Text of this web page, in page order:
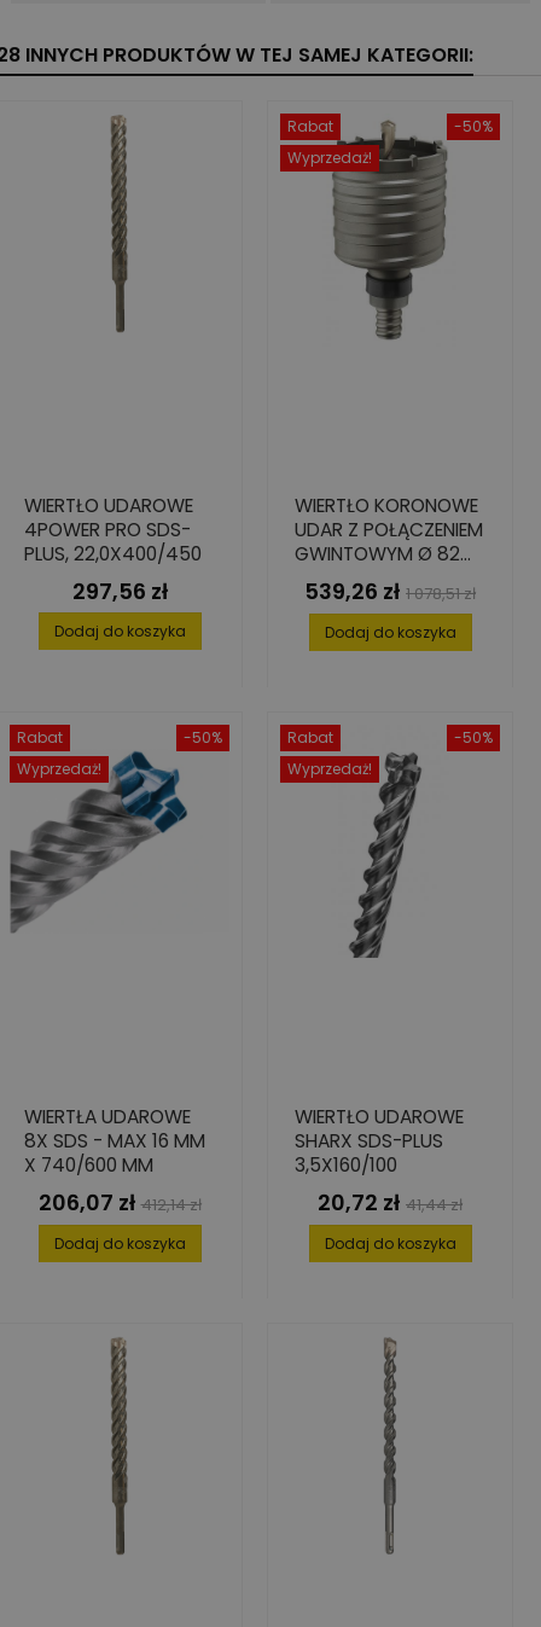
INNYCH PRODUKTÓW W TEJ SAMEJ KATEGORII:
WIERTŁO UDAROWE
4POWER PRO SDS-
PLUS, 22,0X400/450
Cena
297,56 zł
Dodaj do koszyka
-50%
Rabat
Wyprzedaż!
WIERTŁO KORONOWE
UDAR Z POŁĄCZENIEM
GWINTOWYM Ø 82
MM
Cena
539,26 zł Cena
podstawowa
1 078,51 zł
Dodaj do koszyka
-50%
Rabat
Wyprzedaż!
WIERTŁA UDAROWE
8X SDS - MAX 16 MM
X 740/600 MM
Cena
206,07 zł Cena
podstawowa
412,14 zł
Dodaj do koszyka
-50%
Rabat
Wyprzedaż!
WIERTŁO UDAROWE
SHARX SDS-PLUS
3,5X160/100
Cena
20,72 zł Cena
podstawowa
41,44 zł
Dodaj do koszyka